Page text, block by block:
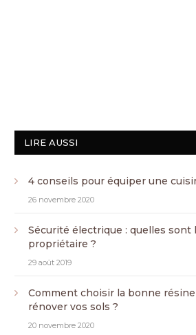
LIRE AUSSI
4 conseils pour équiper une
26 novembre 2020
Sécurité électrique : quelles sont
propriétaire ?
29 août 2019
Comment choisir la bonne
rénover vos sols ?
20 novembre 2020